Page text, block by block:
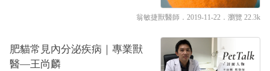
翁敏捷獸醫師 ．2019-11-22． 瀏覽 22.3k
肥貓常見內分泌疾病｜專業獸
醫—王尚麟